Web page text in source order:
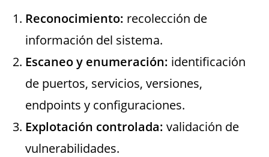
Reconocimiento: recolección de
información del sistema.
Escaneo y enumeración: identificación
de puertos, servicios, versiones,
endpoints y configuraciones.
Explotación controlada: validación de
vulnerabilidades.